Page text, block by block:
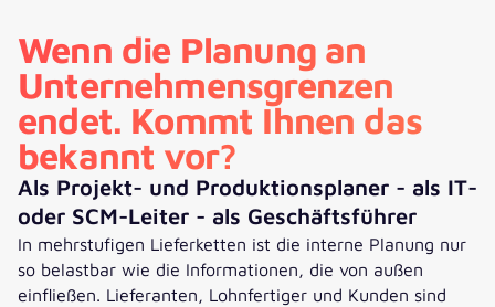
Wenn die Planung an
Unternehmensgrenzen
endet. Kommt Ihnen das
bekannt vor?
Als Projekt- und Produktionsplaner - als IT-
oder SCM-Leiter - als Geschäftsführer
In mehrstufigen Lieferketten ist die interne Planung nur
so belastbar wie die Informationen, die von außen
einfließen. Lieferanten, Lohnfertiger und Kunden sind